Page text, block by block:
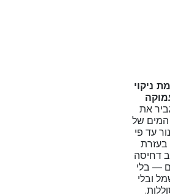
ניקוי
את
של
עד פי
15 בעזרת
דחיסה
— בלי
ובלי